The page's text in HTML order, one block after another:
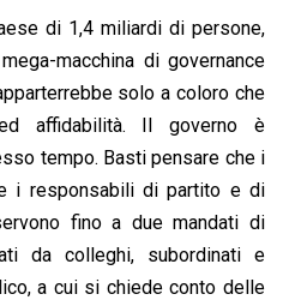
di 1,4 miliardi di persone,
macchina di governance
solo a coloro che
affidabilità. Il governo è
tempo. Basti pensare che i
i responsabili di partito e di
fino a due mandati di
da colleghi, subordinati e
a cui si chiede conto delle